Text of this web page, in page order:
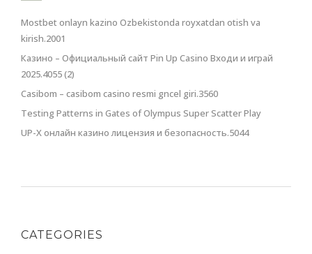
Mostbet onlayn kazino Ozbekistonda royxatdan otish va
kirish.2001
Казино – Официальный сайт Pin Up Casino Входи и играй
2025.4055 (2)
Casibom – casibom casino resmi gncel giri.3560
Testing Patterns in Gates of Olympus Super Scatter Play
UP-X онлайн казино лицензия и безопасность.5044
CATEGORIES